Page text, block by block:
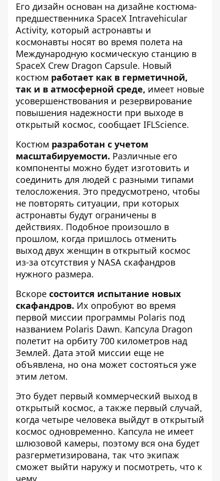
Его дизайн основан на дизайне костюма-
предшественника SpaceX Intravehicular
Activity, который астронавты и
космонавты носят во время полета на
Международную космическую станцию ​​в
SpaceX Crew Dragon Capsule. Новый
костюм работает как в герметичной,
так и в атмосферной среде, имеет новые
усовершенствования и резервирование
повышения надежности при выходе в
открытый космос, сообщает IFLScience.
Костюм разработан с учетом
масштабируемости. Различные его
компоненты можно будет изготовить и
соединить для людей с разными типами
телосложения. Это предусмотрено, чтобы
не повторять ситуации, при которых
астронавты будут ограничены в
действиях. Подобное произошло в
прошлом, когда пришлось отменить
выход двух женщин в открытый космос
из-за отсутствия у NASA скафандров
нужного размера.
Вскоре состоится испытание новых
скафандров. Их опробуют во время
первой миссии программы Polaris под
названием Polaris Dawn. Капсула Dragon
полетит на орбиту 700 километров над
Землей. Дата этой миссии еще не
объявлена, но она может состояться уже
этим летом.
Это будет первый коммерческий выход в
открытый космос, а также первый случай,
когда четыре человека выйдут в открытый
космос одновременно. Капсула не имеет
шлюзовой камеры, поэтому вся она будет
разгерметизирована, так что экипаж
сможет выйти наружу и посмотреть, что к
чему.